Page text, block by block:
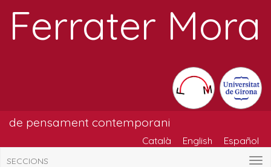
Ferrater Mora
de pensament contemporani
Català English Español
SECCIONS